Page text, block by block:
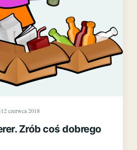
12 czerwca 2018
Zrób coś dobrego